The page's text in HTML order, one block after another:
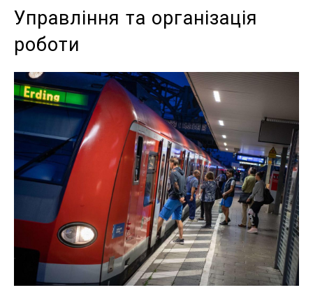
Управління та організація
роботи